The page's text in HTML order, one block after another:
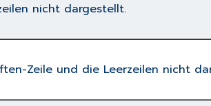
nicht dargestellt.
Zeile und die Leerzeilen nicht